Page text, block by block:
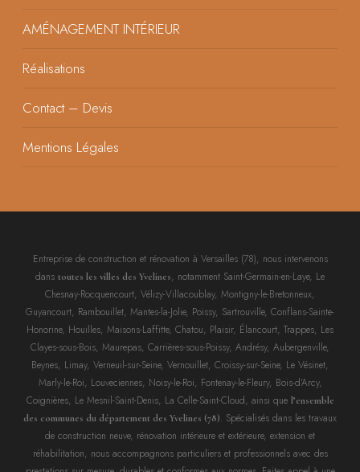
AMÉNAGEMENT INTÉRIEUR
Réalisations
Contact – Devis
Mentions Légales
Entreprise de construction et rénovation à Versailles (78), nous intervenons
dans toutes les villes des Yvelines, notamment Saint-Germain-en-Laye, Le
Chesnay-Rocquencourt, Vélizy-Villacoublay, Montigny-le-Bretonneux,
Guyancourt, Rambouillet, Mantes-la-Jolie, Poissy, Sartrouville, Conflans-Sainte-
Honorine, Houilles, Maisons-Laffitte, Chatou, Plaisir, Élancourt, Trappes, Les
Clayes-sous-Bois, Maurepas, Carrières-sous-Poissy, Andrésy, Aubergenville,
Beynes, Limay, Verneuil-sur-Seine, Vernouillet, Croissy-sur-Seine, Le Vésinet,
Marly-le-Roi, Louveciennes, Noisy-le-Roi, Fontenay-le-Fleury, Bois-d’Arcy,
Coignières, Le Mesnil-Saint-Denis, La Celle-Saint-Cloud, ainsi que l’ensemble
des communes du département des Yvelines (78). Spécialisés dans les travaux
de construction neuve, rénovation intérieure et extérieure, extension et
réhabilitation, nous accompagnons particuliers et professionnels avec des